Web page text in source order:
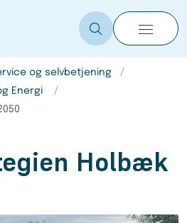
og selvbetjening
Energi
Holbæk